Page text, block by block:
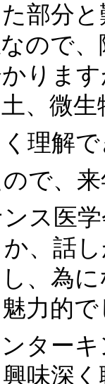
部分
ので
りま
、微
理解
で、
ス医
、話
、為
力的
ター
味深